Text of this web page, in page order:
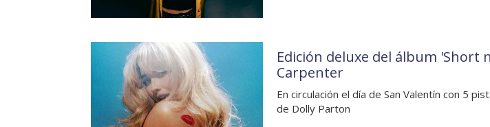
Edición deluxe del álbum 'Short
Carpenter
En circulación el día de San Valentín con 5
de Dolly Parton